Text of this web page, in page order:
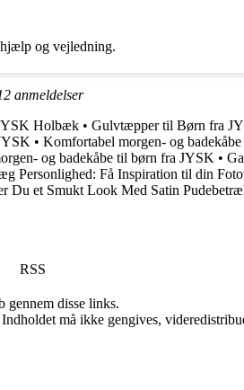
hjælp og vejledning.
anmeldelser
Holbæk • Gulvtæpper til Børn fra
• Komfortabel morgen- og
og badekåbe til børn fra JYSK •
Personlighed: Få Inspiration til din
Du et Smukt Look Med Satin
RSS
gennem disse links.
må ikke gengives,